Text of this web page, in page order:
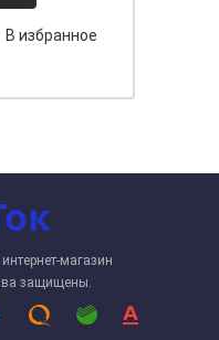
В избранное
магазин
защищены.